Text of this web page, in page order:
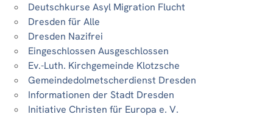
Deutschkurse Asyl Migration Flucht
Dresden für Alle
Dresden Nazifrei
Eingeschlossen Ausgeschlossen
Ev.-Luth. Kirchgemeinde Klotzsche
Gemeindedolmetscherdienst Dresden
Informationen der Stadt Dresden
Initiative Christen für Europa e. V.